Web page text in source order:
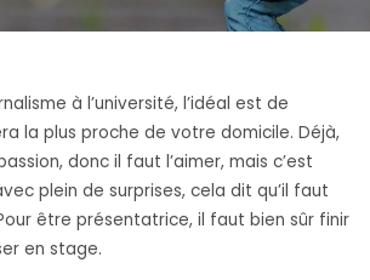
à l’université, l’idéal est de
la plus proche de votre domicile. Déjà,
donc il faut l’aimer, mais c’est
plein de surprises, cela dit qu’il faut
être présentatrice, il faut bien sûr finir
en stage.